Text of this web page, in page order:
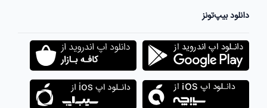
دانلود بیپ‌تونز